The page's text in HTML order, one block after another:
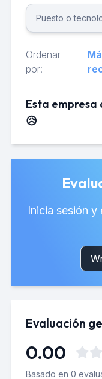
Ordenar
por:
Esta empresa
😥
Inicia sesión y
Evaluación
0.00
Basado en 0